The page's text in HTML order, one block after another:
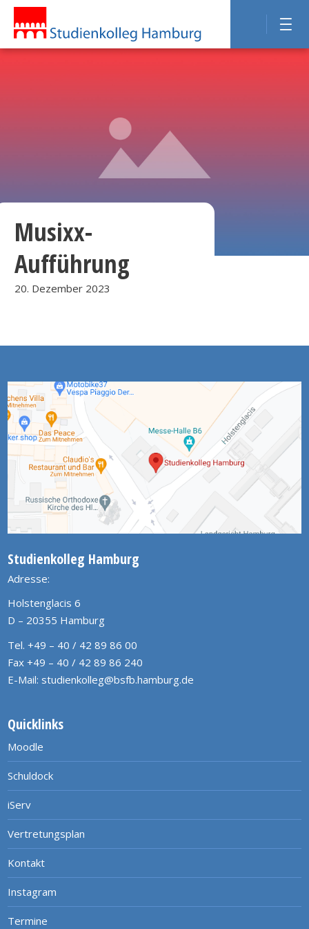
Musixx-
Aufführung
20. Dezember 2023
Studienkolleg Hamburg
Adresse:
Holstenglacis 6
D – 20355 Hamburg
Tel. +49 – 40 / 42 89 86 00
Fax +49 – 40 / 42 89 86 240
E-Mail: studienkolleg@bsfb.hamburg.de
Quicklinks
Moodle
Schuldock
iServ
Vertretungsplan
Kontakt
Instagram
Termine